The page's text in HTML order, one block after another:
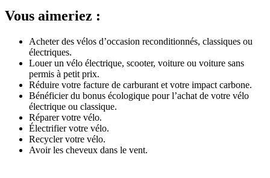
Vous aimeriez :
Acheter des vélos d’occasion reconditionnés, classiques ou
électriques.
Louer un vélo électrique, scooter, voiture ou voiture sans
permis à petit prix.
Réduire votre facture de carburant et votre impact carbone.
Bénéficier du bonus écologique pour l’achat de votre vélo
électrique ou classique.
Réparer votre vélo.
Électrifier votre vélo.
Recycler votre vélo.
Avoir les cheveux dans le vent.